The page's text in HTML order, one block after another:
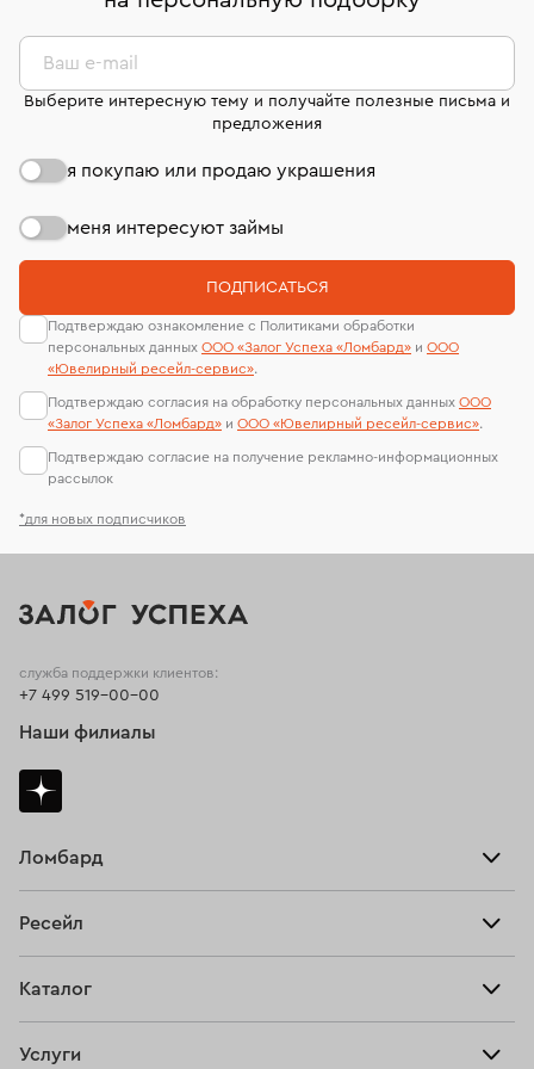
дней на возврат. Детальные условия возврата
комиссионных украшений и часов смотрите на
странице«Возврат украшений»
сертификаты МГУ и других геммологических
лабораторий
*для новых подписчиков
Ваш e-mail
Выберите интересную тему и получайте полезные письма и
предложения
я покупаю или продаю украшения
меня интересуют займы
ПОДПИСАТЬСЯ
Подтверждаю ознакомление с Политиками обработки
персональных данных ООО «Залог Успеха «Ломбард» и ООО
«Ювелирный ресейл-сервиc».
Подтверждаю согласия на обработку персональных данных ООО
«Залог Успеха «Ломбард» и ООО «Ювелирный ресейл-сервиc».
Подтверждаю согласие на получение рекламно-информационных
рассылок
Ломбард
Тарифы
Ресейл
Купить
Каталог
Услуги
служба поддержки клиентов:
+7 499 519-00-00
Наши филиалы